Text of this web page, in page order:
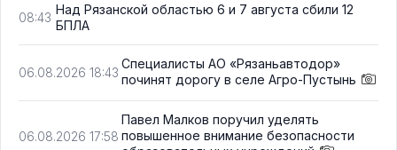
08:43
Над Рязанской областью 6 и 7 августа сбили 12
БПЛА
06.08.2026 18:43
Специалисты АО «Рязаньавтодор»
починят дорогу в селе Агро-Пустынь
06.08.2026 17:58
Павел Малков поручил уделять
повышенное внимание безопасности